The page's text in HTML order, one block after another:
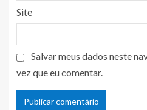
Site
Salvar meus dados neste
vez que eu comentar.